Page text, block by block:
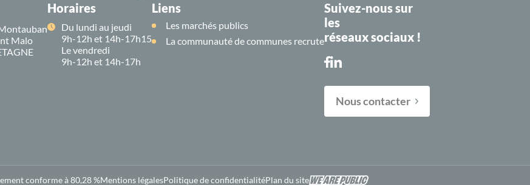
A- A+
Malo
Horaires
Du lundi au jeudi
9h-12h et 14h-17h15
Le vendredi
9h-12h et 14h-17h
Liens
Les marchés publics
La communauté de communes recrute
Suivez-nous sur
les
réseaux sociaux !
Nous contacter
conforme à 80,28 %Mentions légalesPolitique de confidentialitéPlan du site